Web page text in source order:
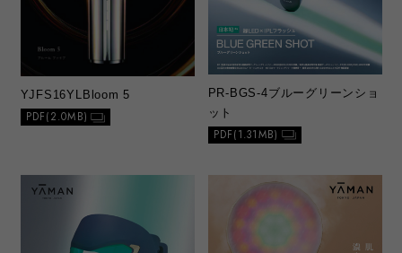
YJFS16YL Bloom 5
PDF(2.0MB)
PR-BGS-4ブルーグリーンショ
ット
PDF(1.31MB)